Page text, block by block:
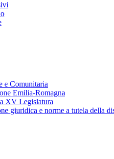
e Comunitaria
Emilia-Romagna
XV Legislatura
giuridica e norme a tutela della